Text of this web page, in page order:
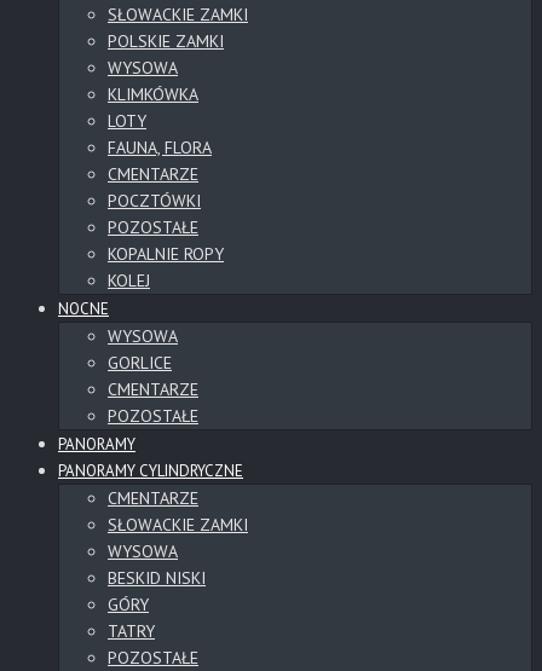
SŁOWACKIE ZAMKI
POLSKIE ZAMKI
WYSOWA
KLIMKÓWKA
LOTY
FAUNA, FLORA
CMENTARZE
POCZTÓWKI
POZOSTAŁE
KOPALNIE ROPY
KOLEJ
NOCNE
WYSOWA
GORLICE
CMENTARZE
POZOSTAŁE
PANORAMY
PANORAMY CYLINDRYCZNE
CMENTARZE
SŁOWACKIE ZAMKI
WYSOWA
BESKID NISKI
GÓRY
TATRY
POZOSTAŁE